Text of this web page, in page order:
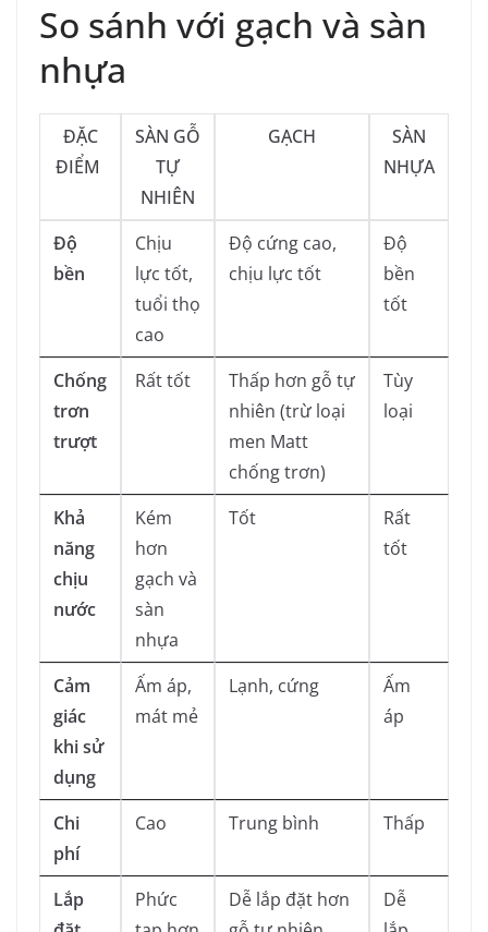
So sánh với gạch và sàn
nhựa
ĐẶC
ĐIỂM
SÀN GỖ
TỰ
NHIÊN
GẠCH
SÀN
NHỰA
Độ
bền
Chịu
lực tốt,
tuổi thọ
cao
Độ cứng cao,
chịu lực tốt
Độ
bền
tốt
Chống
trơn
trượt
Rất tốt
Thấp hơn gỗ tự
nhiên (trừ loại
men Matt
chống trơn)
Tùy
loại
Khả
năng
chịu
nước
Kém
hơn
gạch và
sàn
nhựa
Tốt
Rất
tốt
Cảm
giác
khi sử
dụng
Ấm áp,
mát mẻ
Lạnh, cứng
Ấm
áp
Chi
phí
Cao Trung bình Thấp
Lắp
Phức
Dễ lắp đặt hơn
Dễ